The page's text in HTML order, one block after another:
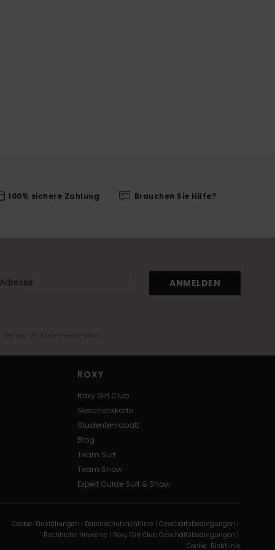
100% sichere Zahlung Brauchen Sie Hilfe?
ANMELDEN
Willkommens-Mail
ROXY
Roxy Girl Club
Geschenkkarte
Studentenrabatt
Blog
Team Surf
Team Snow
Expert Guide Surf & Snow
Cookie-Einstellungen | Datenschutzrichtlinie | Geschäftsbedingungen |
Rechtliche Hinweise | Roxy Girl Club Geschäftsbedingungen |
Cookie-Richtlinie